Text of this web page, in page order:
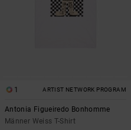
1 ARTIST NETWORK PROGRAM
Antonia Figueiredo Bonhomme
Männer Weiss T-Shirt